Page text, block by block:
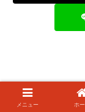
メニュー ホ